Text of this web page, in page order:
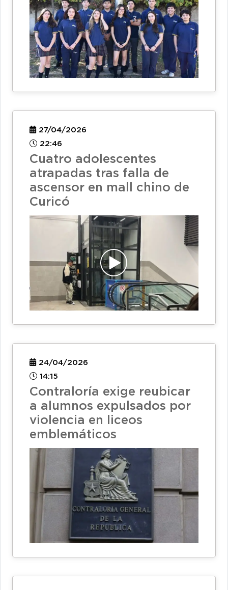
27/04/2026
22:46
Cuatro adolescentes
atrapadas tras falla de
ascensor en mall chino de
Curicó
24/04/2026
14:15
Contraloría exige reubicar
a alumnos expulsados por
violencia en liceos
emblemáticos